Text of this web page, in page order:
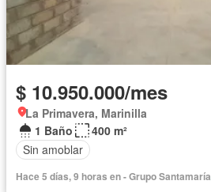
$ 10.950.000/mes
La Primavera, Marinilla
1 Baño
400 m²
Sin amoblar
Hace 5 días, 9 horas en - Grupo Santamaría